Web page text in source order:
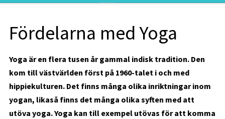
Fördelarna med Yoga
Yoga är en flera tusen år gammal indisk tradition. Den
kom till västvärlden först på 1960-talet i och med
hippiekulturen. Det finns många olika inriktningar inom
yogan, likaså finns det många olika syften med att
utöva yoga. Yoga kan till exempel utövas för att komma